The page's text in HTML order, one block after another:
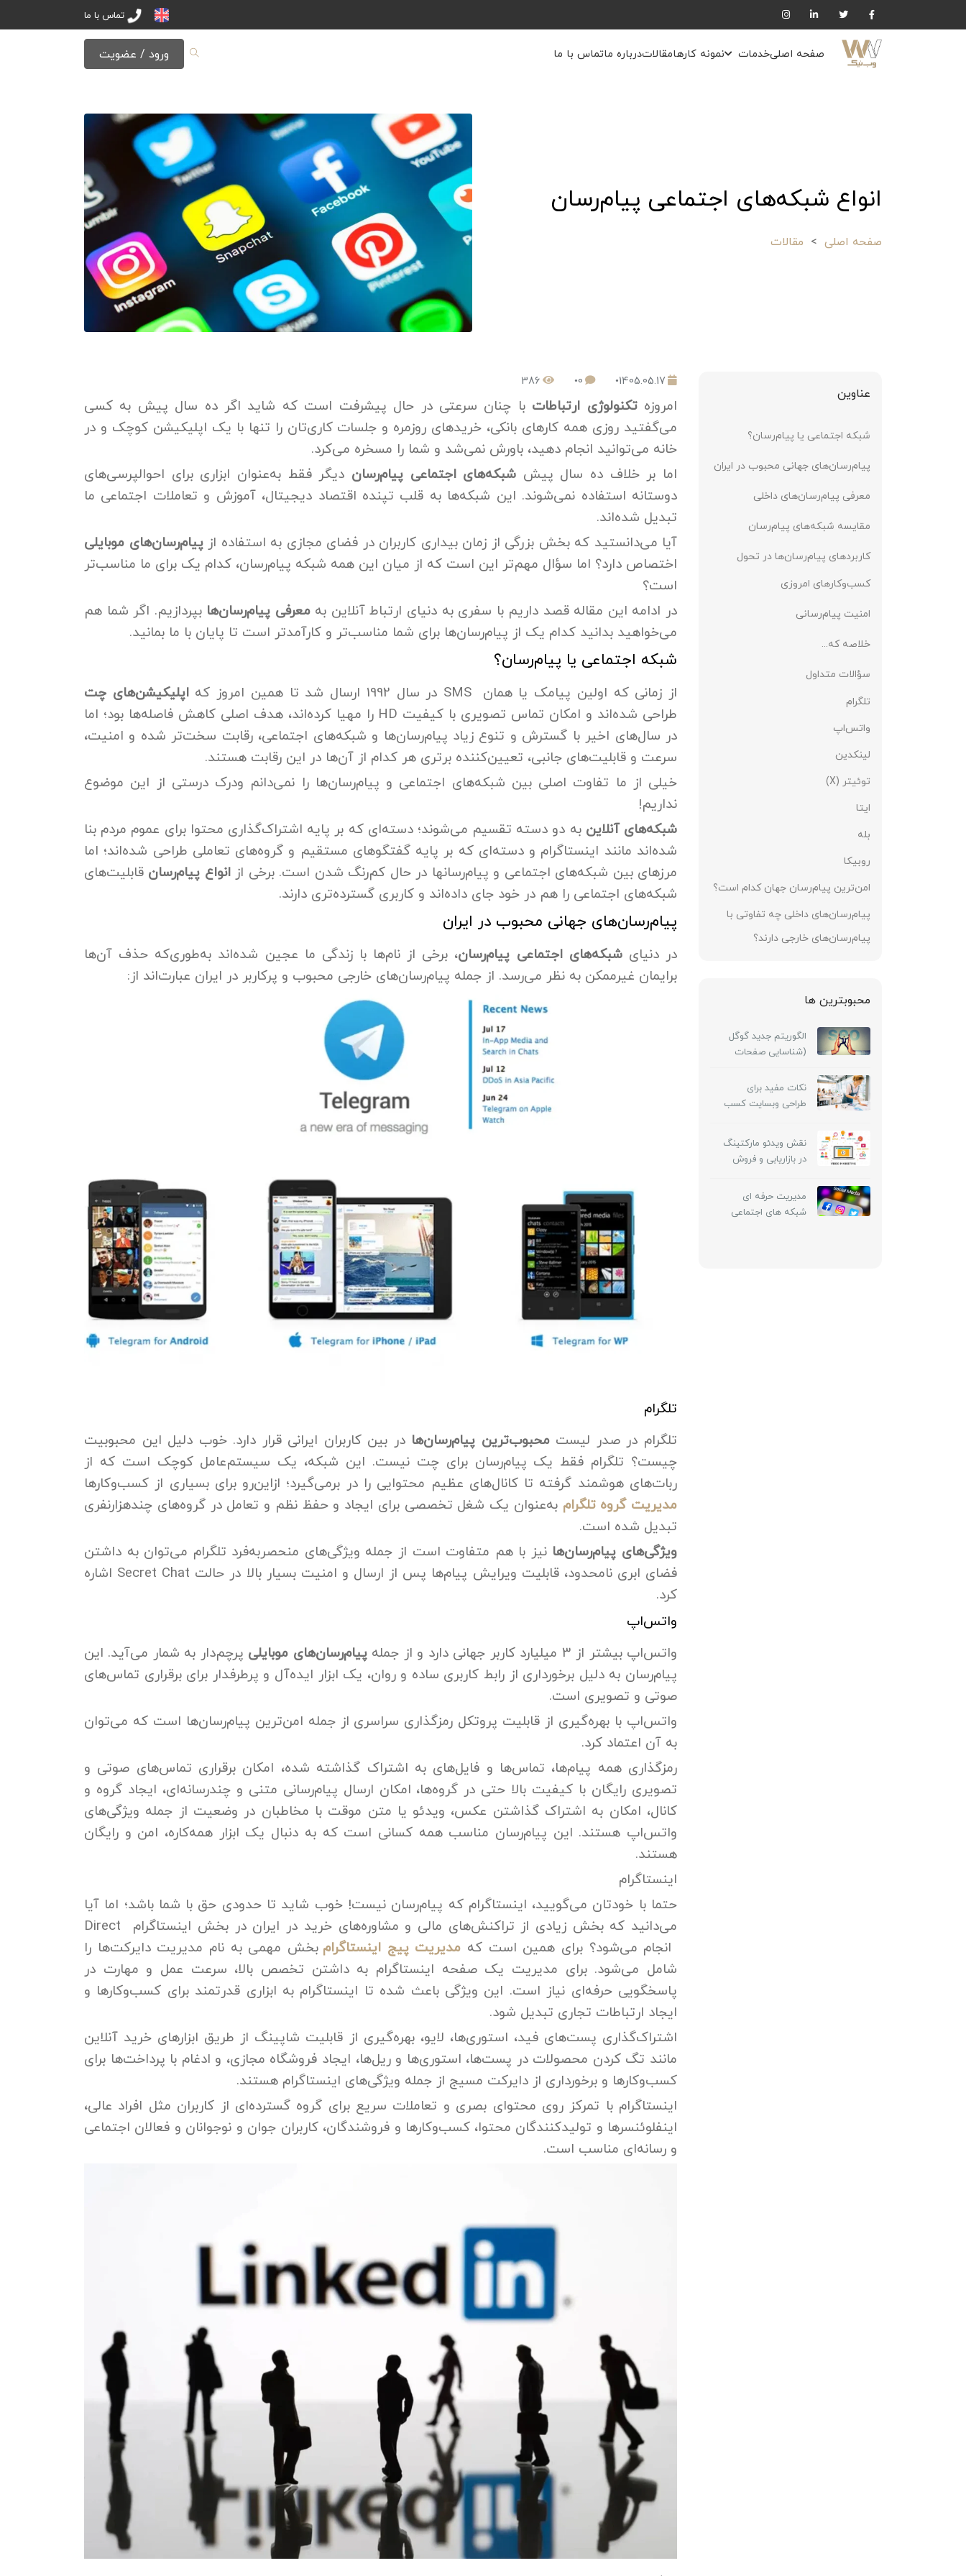
تماس با ما
صفحه اصلیخدمات نمونه کارهامقالاتدرباره ماتماس با ما ورود / عضویت
انواع شبکه‌های اجتماعی پیام‌رسان
صفحه اصلی مقالات
عناوین
شبکه اجتماعی یا پیام‌رسان؟
پیام‌رسان‌های جهانی محبوب در ایران
معرفی پیام‌رسان‌های داخلی
مقایسه شبکه‌های پیام‌رسان
کاربردهای پیام‌رسان‌ها در تحول
کسب‌وکارهای امروزی
امنیت پیام‌رسانی
خلاصه که...
سؤالات متداول
تلگرام
واتس‌اپ
لینکدین
توئیتر (X)
ایتا
بله
روبیکا
امن‌ترین پیام‌رسان جهان کدام است؟
پیام‌رسان‌های داخلی چه تفاوتی با
پیام‌رسان‌های خارجی دارند؟
محبوبترین ها
الگوریتم جدید گوگل
(شناسایی صفحات
نکات مفید برای
طراحی وبسایت کسب
نقش ویدئو مارکتینگ
در بازاریابی و فروش
مدیریت حرفه ای
شبکه های اجتماعی
1405.05.17
0
386
امروزهتکنولوژی ارتباطات با چنان سرعتی در حال پیشرفت است که شاید اگر ده سال پیش به کسی
می‌گفتید روزی همه کارهای بانکی، خریدهای روزمره و جلسات کاری‌تان را تنها با یک اپلیکیشن کوچک و در
خانه می‌توانید انجام دهید، باورش نمی‌شد و شما را مسخره می‌کرد.
اما بر خلاف ده سال پیش شبکه‌های اجتماعی پیام‌رسان دیگر فقط به‌عنوان ابزاری برای احوالپرسی‌های
دوستانه استفاده نمی‌شوند. این شبکه‌ها به قلب تپنده اقتصاد دیجیتال، آموزش و تعاملات اجتماعی ما
تبدیل شده‌اند.
آیا می‌دانستید که بخش بزرگی از زمان بیداری کاربران در فضای مجازی به استفاده ازپیام‌رسان‌های موبایلی
اختصاص دارد؟ اما سؤال مهم‌تر این است که از میان این همه شبکه پیام‌رسان، کدام یک برای ما مناسب‌تر
است؟
در ادامه این مقاله قصد داریم با سفری به دنیای ارتباط آنلاین بهمعرفی پیام‌رسان‌ها بپردازیم. اگر شما هم
می‌خواهید بدانید کدام یک از پیام‌رسان‌ها برای شما مناسب‌تر و کارآمدتر است تا پایان با ما بمانید.
شبکه اجتماعی یا پیام‌رسان؟
از زمانی که اولین پیامک یا همان SMS در سال 1992 ارسال شد تا همین امروز که
اپلیکیشن‌های چت
طراحی شده‌اند و امکان تماس تصویری با کیفیت
را مهیا کرده‌اند، هدف اصلی کاهش فاصله‌ها بود؛ اما
در سال‌های اخیر با گسترش و تنوع زیاد پیام‌رسان‌ها و شبکه‌های اجتماعی، رقابت سخت‌تر شده و امنیت،
سرعت و قابلیت‌های جانبی، تعیین‌کننده برتری هر کدام از آن‌ها در این رقابت هستند.
خیلی از ما تفاوت اصلی بین شبکه‌های اجتماعی و پیام‌رسان‌ها را نمی‌دانم ودرک درستی از این موضوع
نداریم!
شبکه‌های آنلاین به دو دسته تقسیم می‌شوند؛ دسته‌ای که بر پایه اشتراک‌گذاری محتوا برای عموم مردم بنا
شده‌اند مانند اینستاگرام و دسته‌ای که بر پایه گفتگوهای مستقیم و گروه‌های تعاملی طراحی شده‌اند؛ اما
مرزهای بین شبکه‌های اجتماعی و پیام‌رسان
‎ها در حال کم‌رنگ شدن است. برخی ازانواع پیام‌رسان قابلیت‌های
شبکه‌های اجتماعی را هم در خود جای داده‌اند و کاربری گسترده‌تری دارند.
پیام‌رسان‌های جهانی محبوب در ایران
در دنیایشبکه‌های اجتماعی پیام‌رسان، برخی از نام‌ها با زندگی ما عجین شده‌اند به‌طوری‌که حذف آن‌ها
برایمان غیرممکن به نظر می‌رسد. از جمله پیام‌رسان‌های خارجی محبوب و پرکاربر در ایران عبارت‌اند از:
تلگرام
تلگرام در صدر لیستمحبوب‌ترین پیام‌رسان‌ها در بین کاربران ایرانی قرار دارد. خوب دلیل این محبوبیت
چیست؟ تلگرام فقط یک پیام‌رسان برای چت نیست. این شبکه، یک سیستم‌عامل کوچک است که از
ربات‌های هوشمند گرفته تا کانال‌های عظیم محتوایی را در برمی‌گیرد؛ ازاین‌رو برای بسیاری از کسب‌وکارها
مدیریت گروه تلگرام به‌عنوان یک شغل تخصصی برای ایجاد و حفظ نظم و تعامل در گروه‌های چندهزارنفری
تبدیل شده است.
ویژگی‌های پیام‌رسان‌ها نیز با هم متفاوت است از جمله ویژگی‌های منحصربه‌فرد تلگرام می‌توان به داشتن
فضای ابری نامحدود، قابلیت ویرایش پیام‌ها پس از ارسال و امنیت بسیار بالا در حالت
اشاره
کرد.
واتس‌اپ
واتس‌اپ بیشتر از 3 میلیارد کاربر جهانی دارد و از جمله
پیام‌رسان‌های موبایلی پرچم‌دار به شمار می‌آید. این
پیام‌رسان به دلیل برخورداری از رابط کاربری ساده و روان، یک ابزار ایده‌آل و پرطرفدار برای برقراری تماس‌های
صوتی و تصویری است.
واتس‌اپ با بهره‌گیری از قابلیت پروتکل رمزگذاری سراسری از جمله امن‌ترین پیام‌رسان‌ها است که می‌توان
به آن اعتماد کرد.
رمزگذاری همه پیام‌ها، تماس‌ها و فایل‌های به اشتراک گذاشته شده، امکان برقراری تماس‌های صوتی و
تصویری رایگان با کیفیت بالا حتی در گروه‌ها، امکان ارسال پیام‌رسانی متنی و چندرسانه‌ای، ایجاد گروه و
کانال، امکان به اشتراک ‌گذاشتن عکس، ویدئو یا متن موقت با مخاطبان در وضعیت از جمله ویژگی‌های
واتس‌اپ هستند. این پیام‌رسان مناسب همه کسانی است که به دنبال یک ابزار همه‌کاره، امن و رایگان
هستند.
اینستاگرام
حتما با خودتان می‌گویید، اینستاگرام که پیام‌رسان نیست! خوب شاید تا حدودی حق با شما باشد؛ اما آیا
می‌دانید که بخش زیادی از تراکنش‌های مالی و مشاوره‌های خرید در ایران در بخش اینستاگرام
انجام می‌شود؟ برای همین است که مدیریت پیج اینستاگرام بخش مهمی به نام مدیریت دایرکت‌ها را
شامل می‌شود. برای مدیریت یک صفحه اینستاگرام به داشتن تخصص بالا، سرعت عمل و مهارت در
پاسخگویی حرفه‌ای نیاز است. این ویژگی باعث شده تا اینستاگرام به ابزاری قدرتمند برای کسب‌وکارها و
ایجاد ارتباطات تجاری تبدیل شود.
اشتراک‌گذاری پست‌های فید، استوری‌ها، لایو، بهره‌گیری از قابلیت شاپینگ از طریق ابزارهای خرید آنلاین
مانند تگ کردن محصولات در پست‌ها، استوری‌ها و ریل‌ها، ایجاد فروشگاه مجازی، و ادغام با پرداخت‌ها برای
کسب‌وکارها و برخورداری از دایرکت مسیج از جمله ویژگی‌های اینستاگرام هستند.
اینستاگرام با تمرکز روی محتوای بصری و تعاملات سریع برای گروه گسترده‌ای از کاربران مثل افراد عالی،
اینفلوئنسرها و تولیدکنندگان محتوا، کسب‌وکارها و فروشندگان، کاربران جوان و نوجوانان و فعالان اجتماعی
و رسانه‌ای مناسب است.